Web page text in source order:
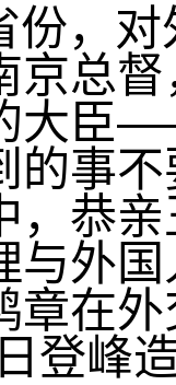
，对
总督
大臣
的事
，恭
与外
章在
登峰